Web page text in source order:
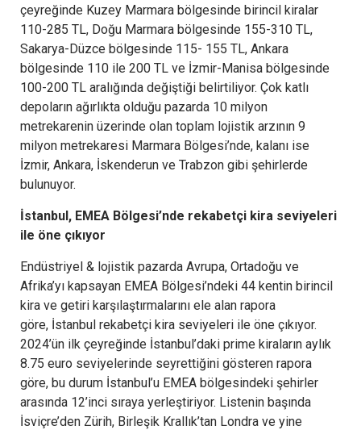
çeyreğinde Kuzey Marmara bölgesinde birincil kiralar
110-285 TL, Doğu Marmara bölgesinde 155-310 TL,
Sakarya-Düzce bölgesinde 115- 155 TL, Ankara
bölgesinde 110 ile 200 TL ve İzmir-Manisa bölgesinde
100-200 TL aralığında değiştiği belirtiliyor. Çok katlı
depoların ağırlıkta olduğu pazarda 10 milyon
metrekarenin üzerinde olan toplam lojistik arzının 9
milyon metrekaresi Marmara Bölgesi’nde, kalanı ise
İzmir, Ankara, İskenderun ve Trabzon gibi şehirlerde
bulunuyor.
İstanbul, EMEA Bölgesi’nde rekabetçi kira seviyeleri
ile öne çıkıyor
Endüstriyel & lojistik pazarda Avrupa, Ortadoğu ve
Afrika’yı kapsayan EMEA Bölgesi’ndeki 44 kentin birincil
kira ve getiri karşılaştırmalarını ele alan rapora
göre, İstanbul rekabetçi kira seviyeleri ile öne çıkıyor.
2024’ün ilk çeyreğinde İstanbul’daki prime kiraların aylık
8.75 euro seviyelerinde seyrettiğini gösteren rapora
göre, bu durum İstanbul’u EMEA bölgesindeki şehirler
arasında 12’inci sıraya yerleştiriyor. Listenin başında
İsviçre’den Zürih, Birleşik Krallık’tan Londra ve yine